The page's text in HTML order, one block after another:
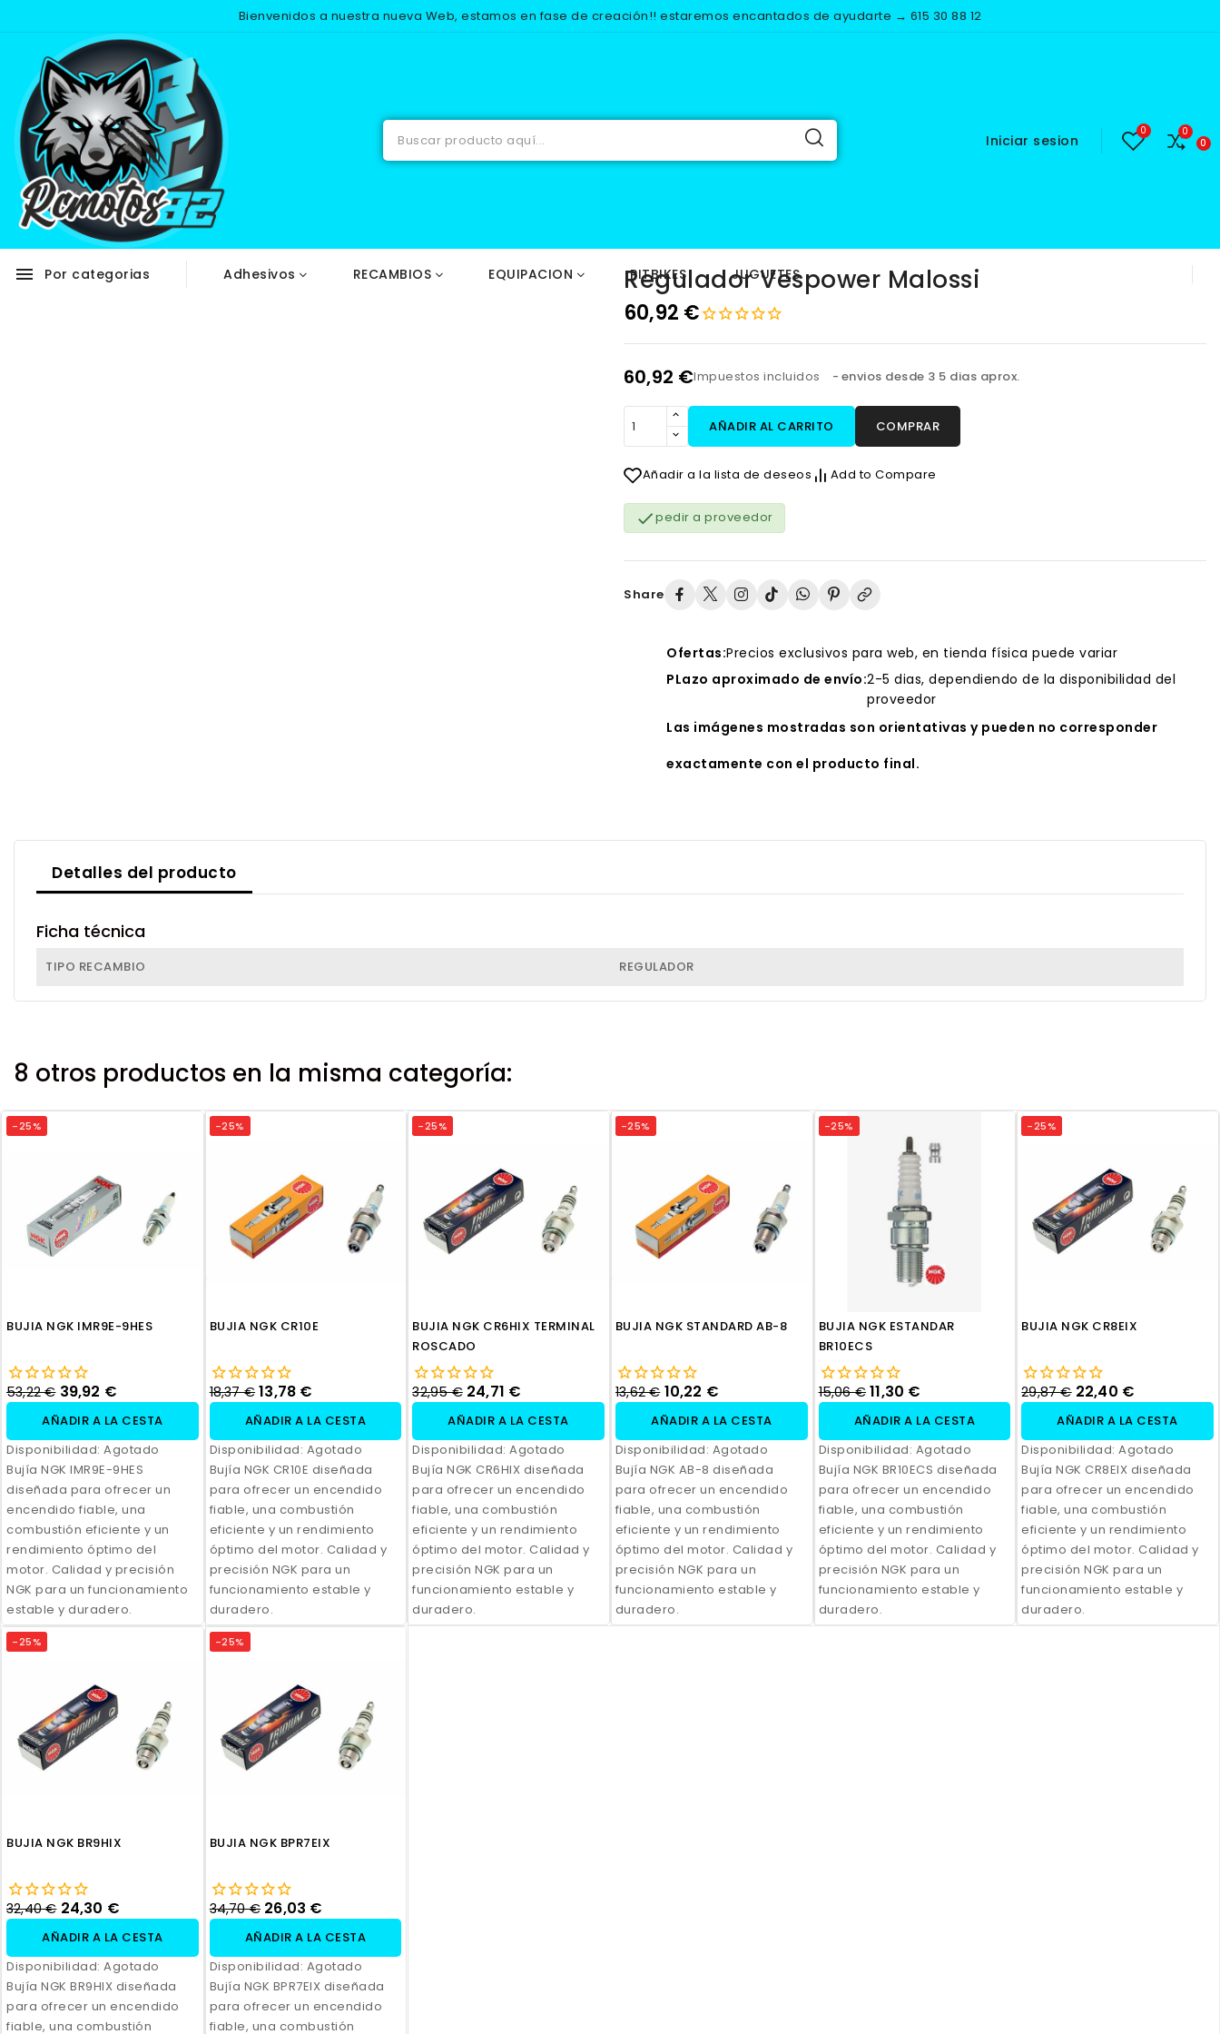
Bienvenidos a nuestra nueva Web, estamos en fase de creación!! estaremos encantados de ayudarte → 615 30 88 12
Iniciar sesion
menu Por categorias Adhesivos RECAMBIOS EQUIPACION PITBIKES JUGUETES
NUEVO Regulador Vespower Malossi
60,92 €
60,92 €Impuestos incluidos envios desde 3 5 dias aprox.
AÑADIR AL CARRITO COMPRAR
Añadir a la lista de deseos Add to Compare
pedir a proveedor
Share
Ofertas:Precios exclusivos para web, en tienda física puede variar
PLazo aproximado de envío:2-5 dias, dependiendo de la disponibilidad del
proveedor
Las imágenes mostradas son orientativas y pueden no corresponder
exactamente con el producto final.
Detalles del producto
Ficha técnica
TIPO RECAMBIO REGULADOR
8 otros productos en la misma categoría:
-25%
BUJIA NGK IMR9E-9HES
53,22 € 39,92 €
AÑADIR A LA CESTA
Disponibilidad: Agotado
Bujía NGK IMR9E-9HES
diseñada para ofrecer un
encendido fiable, una
combustión eficiente y un
rendimiento óptimo del
motor. Calidad y precisión
NGK para un funcionamiento
estable y duradero.
-25%
BUJIA NGK CR10E
18,37 € 13,78 €
AÑADIR A LA CESTA
Disponibilidad: Agotado
Bujía NGK CR10E diseñada
para ofrecer un encendido
fiable, una combustión
eficiente y un rendimiento
óptimo del motor. Calidad y
precisión NGK para un
funcionamiento estable y
duradero.
-25%
BUJIA NGK CR6HIX TERMINAL
ROSCADO
32,95 € 24,71 €
AÑADIR A LA CESTA
Disponibilidad:Agotado
Bujía NGK CR6HIX diseñada
para ofrecer un encendido
fiable, una combustión
eficiente y un rendimiento
óptimo del motor. Calidad y
precisión NGK para un
funcionamiento estable y
duradero.
-25%
BUJIA NGK STANDARD AB-8
13,62 € 10,22 €
AÑADIR A LA CESTA
Disponibilidad: Agotado
Bujía NGK AB-8 diseñada
para ofrecer un encendido
fiable, una combustión
eficiente y un rendimiento
óptimo del motor. Calidad y
precisión NGK para un
funcionamiento estable y
duradero.
-25%
BUJIA NGK ESTANDAR
BR10ECS
15,06 € 11,30 €
AÑADIR A LA CESTA
Disponibilidad: Agotado
Bujía NGK BR10ECS diseñada
para ofrecer un encendido
fiable, una combustión
eficiente y un rendimiento
óptimo del motor. Calidad y
precisión NGK para un
funcionamiento estable y
duradero.
-25%
BUJIA NGK CR8EIX
29,87 € 22,40 €
AÑADIR A LA CESTA
Disponibilidad:Agotado
Bujía NGK CR8EIX diseñada
para ofrecer un encendido
fiable, una combustión
eficiente y un rendimiento
óptimo del motor. Calidad y
precisión NGK para un
funcionamiento estable y
duradero.
-25%
BUJIA NGK BR9HIX
32,40 € 24,30 €
AÑADIR A LA CESTA
Disponibilidad: Agotado
Bujía NGK BR9HIX diseñada
para ofrecer un encendido
fiable, una combustión
-25%
BUJIA NGK BPR7EIX
34,70 € 26,03 €
AÑADIR A LA CESTA
Disponibilidad: Agotado
Bujía NGK BPR7EIX diseñada
para ofrecer un encendido
fiable, una combustión